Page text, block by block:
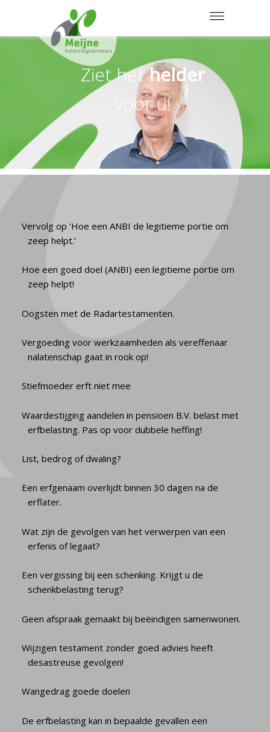
MENU
Ziet hethelder
voor u!
Vervolg op ‘Hoe een ANBI de legitieme portie om
zeep helpt.’
Hoe een goed doel (ANBI) een legitieme portie om
zeep helpt!
Oogsten met de Radartestamenten.
Vergoeding voor werkzaamheden als vereffenaar
nalatenschap gaat in rook op!
Stiefmoeder erft niet mee
Waardestijging aandelen in pensioen B.V. belast met
erfbelasting. Pas op voor dubbele heffing!
List, bedrog of dwaling?
Een erfgenaam overlijdt binnen 30 dagen na de
erflater.
Wat zijn de gevolgen van het verwerpen van een
erfenis of legaat?
Een vergissing bij een schenking. Krijgt u de
schenkbelasting terug?
Geen afspraak gemaakt bij beëindigen samenwonen.
Wijzigen testament zonder goed advies heeft
desastreuse gevolgen!
Wangedrag goede doelen
De erfbelasting kan in bepaalde gevallen een